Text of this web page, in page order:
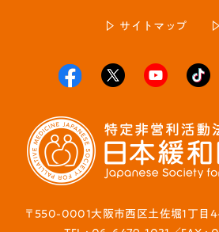
〒550-0001大阪市西区土佐堀1丁目
サイトマップ